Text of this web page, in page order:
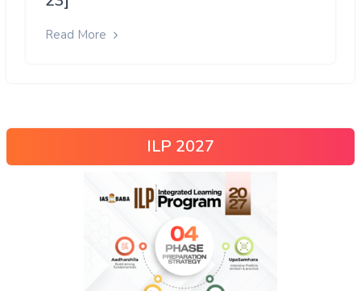
Read More
ILP 2027